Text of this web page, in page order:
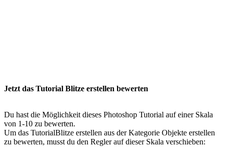
Jetzt das Tutorial Blitze erstellen bewerten
Du hast die Möglichkeit dieses Photoshop Tutorial auf einer Skala
von 1-10 zu bewerten.
Um das TutorialBlitze erstellen aus der Kategorie Objekte erstellen
zu bewerten, musst du den Regler auf dieser Skala verschieben: